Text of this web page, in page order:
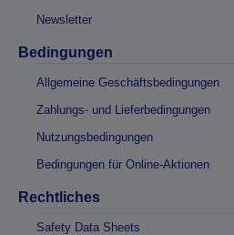
Newsletter
Bedingungen
Allgemeine Geschäftsbedingungen
Zahlungs- und Lieferbedingungen
Nutzungsbedingungen
Bedingungen für Online-Aktionen
Rechtliches
Safety Data Sheets